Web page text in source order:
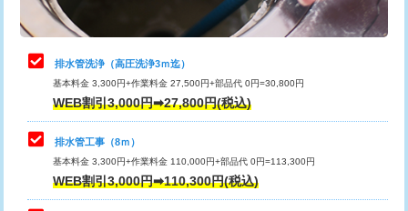
排水管工事（排水管工事/3ｍまで） 55,000円
排水管工事（追加 排水管工事/3ｍ超
え）
マス交換（土の掘削・埋め戻し作業）
マス交換（深さ50㎝未満）
マス交換（深さ50㎝以上）
止水・漏水調査・防水処理・清掃・修
理・調整・分解・加工など（中作業）
22,000円
止水・漏水調査・防水処理・清掃・修
理・調整・分解・加工など（重作業）
33,000円
その他部品の脱着
交換・取付（タンク）
排水管洗浄（高圧洗浄3ｍ迄）
基本料金 3,300円+作業料金 27,500円+部品代 0円=30,800円
WEB割引3,000円➡27,800円(税込)
排水管工事（8ｍ）
基本料金 3,300円+作業料金 110,000円+部品代 0円=113,300円
WEB割引3,000円➡110,300円(税込)